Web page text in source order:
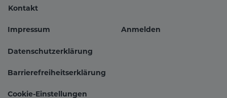
Kontakt
Fußbereichsmenü
Impressum
Datenschutzerklärung
Barrierefreiheitserklärung
Cookie-Einstellungen
Anmelden